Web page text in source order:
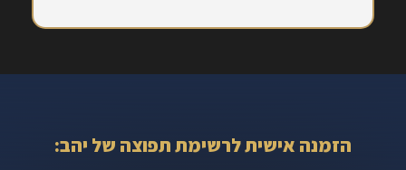
הזמנה אישית לרשימת תפוצה של יהב: